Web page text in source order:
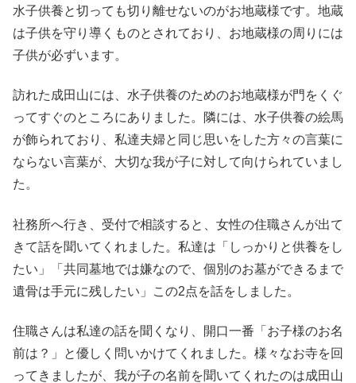
水子供養と切っても切り離せないのがお地蔵様です。地蔵
は子供を守り導くものとされており、お地蔵様の周りには
子供が必ずいます。
訪れた成田山には、水子供養のためのお地蔵様が門をくぐ
ってすぐのところにありました。隣には、水子供養の絵馬
が飾られており、私達夫婦と同じ思いをした方々の言葉に
ならない言葉が、大切な我が子に対して向けられていまし
た。
社務所へ行き、受付で相談すると、女性の住職さんが出て
きて話を聞いてくれました。私達は「しっかりと供養をし
たい」「共同墓地では嫌なので、個別のお墓ができるまで
遺骨は手元に残したい」この2点を話をしました。
住職さんは私達の話を聞くなり、開口一番「お子様のお名
前は？」と優しく問いかけてくれました。様々なお寺を回
ってきましたが、我が子の名前を聞いてくれたのは成田山